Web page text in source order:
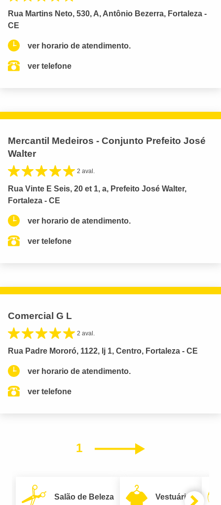
Rua Martins Neto, 530, A, Antônio Bezerra, Fortaleza -
CE
ver horario de atendimento.
ver telefone
Mercantil Medeiros - Conjunto Prefeito José
Walter
2 aval.
Rua Vinte E Seis, 20 et 1, a, Prefeito José Walter,
Fortaleza - CE
ver horario de atendimento.
ver telefone
Comercial G L
2 aval.
Rua Padre Mororó, 1122, lj 1, Centro, Fortaleza - CE
ver horario de atendimento.
ver telefone
1 Próximo
Salão de Beleza Vestuário